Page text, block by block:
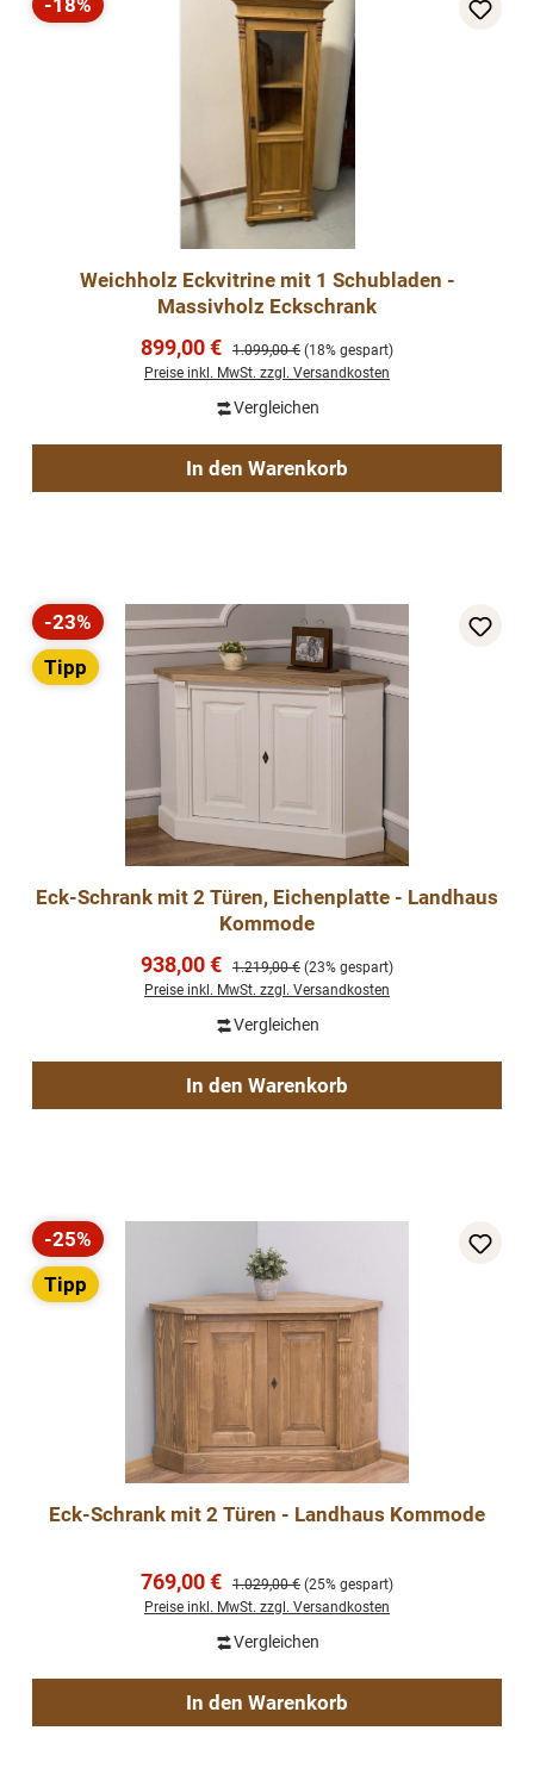
Rabatt
-18%
Weichholz Eckvitrine mit 1 Schubladen -
Massivholz Eckschrank
Verkaufspreis:
899,00 € Regulärer Preis:
1.099,00 € (18% gespart)
Preise inkl. MwSt. zzgl. Versandkosten
Vergleichen
In den Warenkorb
Rabatt
-23%
Tipp
Eck-Schrank mit 2 Türen, Eichenplatte - Landhaus
Kommode
Verkaufspreis:
938,00 € Regulärer Preis:
1.219,00 € (23% gespart)
Preise inkl. MwSt. zzgl. Versandkosten
Vergleichen
In den Warenkorb
Rabatt
-25%
Tipp
Eck-Schrank mit 2 Türen - Landhaus Kommode
Verkaufspreis:
769,00 € Regulärer Preis:
1.029,00 € (25% gespart)
Preise inkl. MwSt. zzgl. Versandkosten
Vergleichen
In den Warenkorb